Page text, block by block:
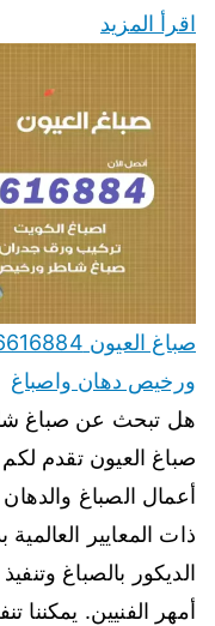
اقرأ المزيد
ورخيص دهان واصباغ
هل تبحث عن صباغ
صباغ العيون تقدم
أعمال الصباغ
ذات المعايير
الديكور بالصباغ
أمهر الفنيين. يمكننا